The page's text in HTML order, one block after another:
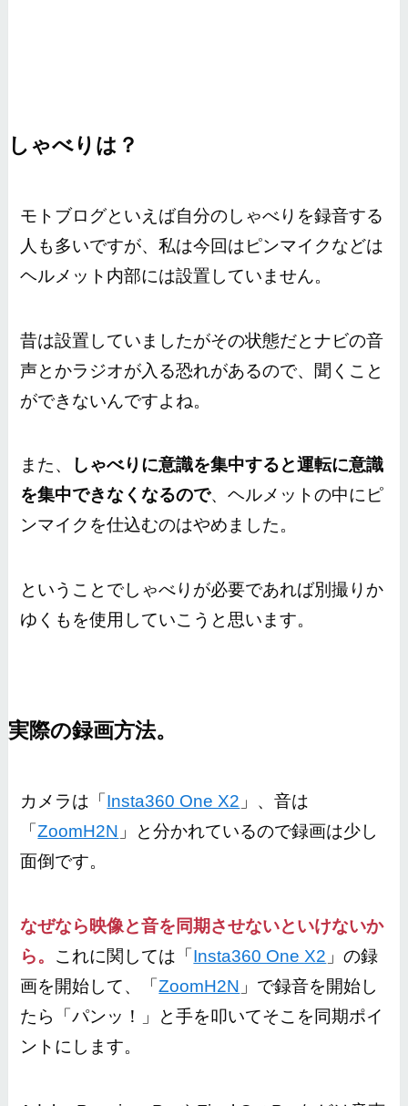
しゃべりは？
モトブログといえば自分のしゃべりを録音する
人も多いですが、私は今回はピンマイクなどは
ヘルメット内部には設置していません。
昔は設置していましたがその状態だとナビの音
声とかラジオが入る恐れがあるので、聞くこと
ができないんですよね。
また、
しゃべりに意識を集中すると運転に意識
を集中できなくなるので、ヘルメットの中にピ
ンマイクを仕込むのはやめました。
ということでしゃべりが必要であれば別撮りか
ゆくもを使用していこうと思います。
実際の録画方法。
カメラは「 Insta360 One X2 」、音は
「ZoomH2N 」と分かれているので録画は少し
面倒です。
なぜなら映像と音を同期させないといけないか
ら。 これに関しては「 Insta360 One X2 」の録
画を開始して、「ZoomH2N 」で録音を開始し
たら「パンッ！」と手を叩いてそこを同期ポイ
ントにします。